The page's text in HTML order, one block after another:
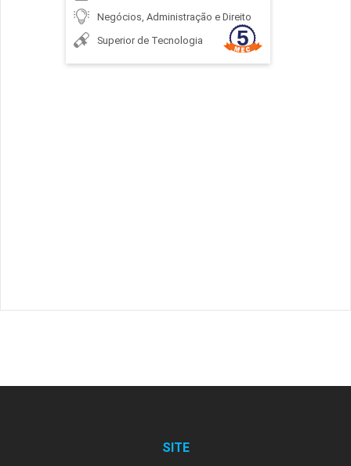
Negócios, Administração e Direito
Superior de Tecnologia
SITE